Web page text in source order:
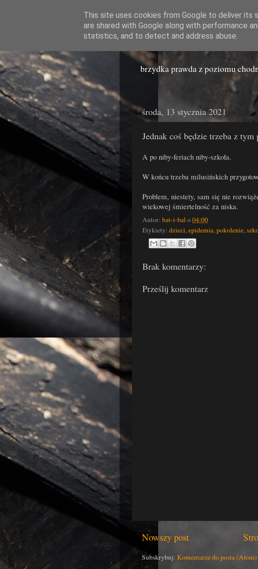
Miasto
brzydka prawda z poziomu
środa, 13 stycznia 2021
Jednak coś będzie trzeba z
A po niby-feriach niby-szkoła.
W końcu trzeba milusińskich
Problem, niestety, sam się nie
wiekowej śmiertelność za niska.
Autor: bat-i-bal o04:00
Etykiety: dzieci, epidemia, pokolenie,
Brak komentarzy:
Prześlij komentarz
Nowszy post
Subskrybuj: Komentarze do posta (Atom)
This site uses cookies from Google to deliver its
are shared with Google along with performance
statistics, and to detect and address abuse.